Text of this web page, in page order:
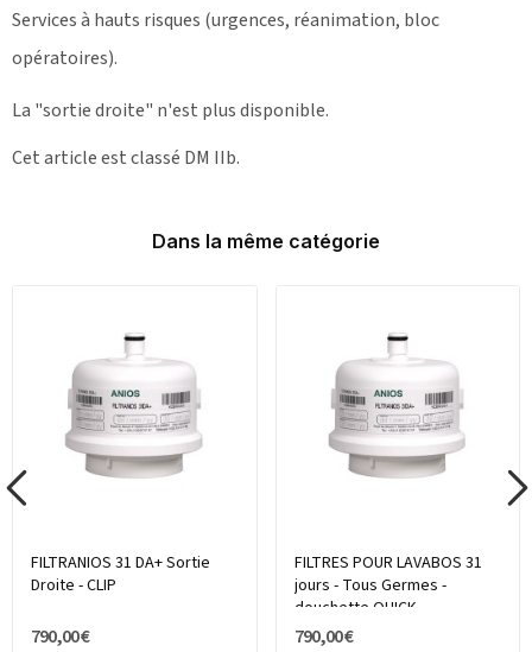
Services à hauts risques (urgences, réanimation, bloc
opératoires).
La "sortie droite" n'est plus disponible.
Cet article est classé DM IIb.
Dans la même catégorie
FILTRANIOS 31 DA+ Sortie
Droite - CLIP
790,00 €
FILTRES POUR LAVABOS 31
jours - Tous Germes -
douchette QUICK
790,00 €